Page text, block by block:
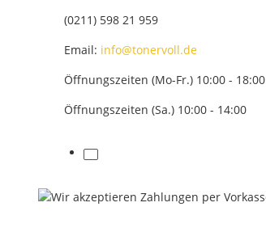
(0211) 598 21 959
Email: info@tonervoll.de
Öffnungszeiten (Mo-Fr.) 10:00 - 18:00
Öffnungszeiten (Sa.) 10:00 - 14:00
facebook